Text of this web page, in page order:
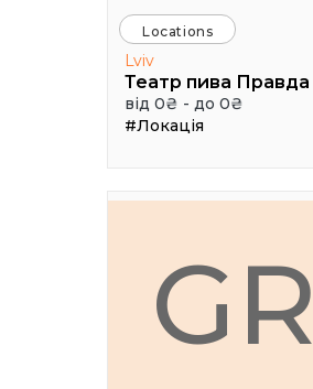
Locations
Lviv
Театр пива Правда
від 0₴ - до 0₴
#Локація
GR